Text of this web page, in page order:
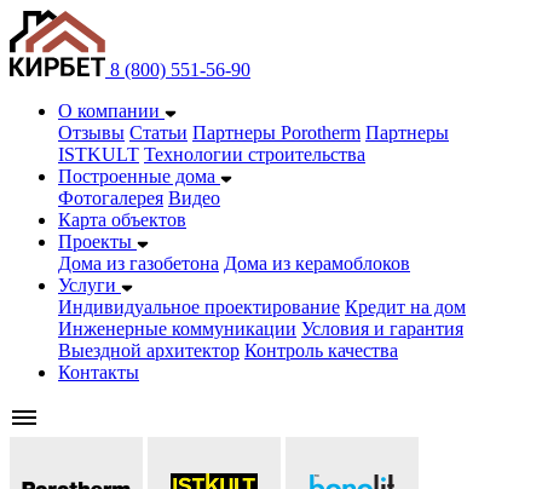
8 (800) 551-56-90
О компании
Отзывы Статьи Партнеры Porotherm Партнеры
ISTKULT Технологии строительства
Построенные дома
Фотогалерея Видео
Карта объектов
Проекты
Дома из газобетонa Дома из керамоблоков
Услуги
Индивидуальное проектирование Кредит на дом
Инженерные коммуникации Условия и гарантия
Выездной архитектор Контроль качества
Контакты